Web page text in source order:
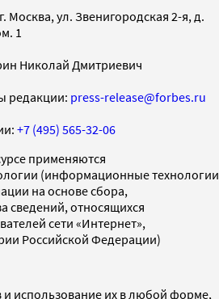
Москва, ул. Звенигородская 2-я, д.
1
Николай Дмитриевич
редакции: press-release@forbes.ru
+7 (495) 565-32-06
применяются
(информационные технологии
на основе сбора,
сведений, относящихся
сети «Интернет»,
Российской Федерации)
и использование их в любой форме,